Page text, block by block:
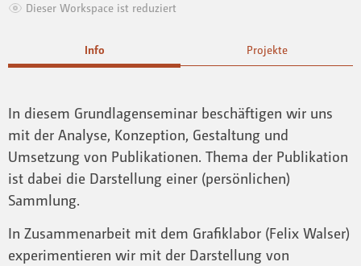
Dieser Workspace ist reduziert
Info Projekte
In diesem Grundlagenseminar beschäftigen wir uns
mit der Analyse, Konzeption, Gestaltung und
Umsetzung von Publikationen. Thema der Publikation
ist dabei die Darstellung einer (persönlichen)
Sammlung.
In Zusammenarbeit mit dem Grafiklabor (Felix Walser)
experimentieren wir mit der Darstellung von